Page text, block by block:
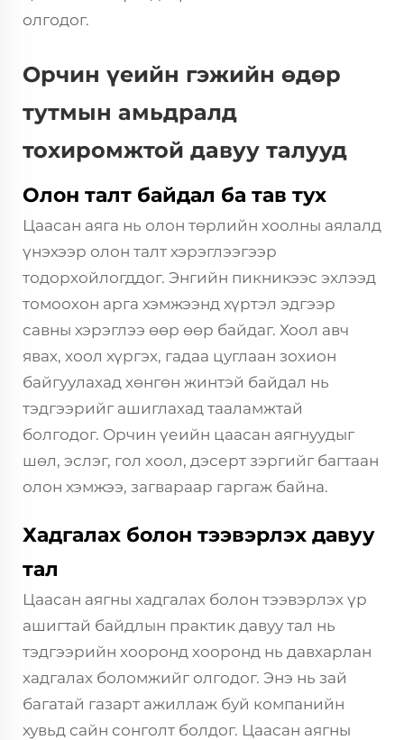
олгодог.
Орчин үеийн гэжийн өдөр
тутмын амьдралд
тохиромжтой давуу талууд
Олон талт байдал ба тав тух
Цаасан аяга нь олон төрлийн хоолны аялалд
үнэхээр олон талт хэрэглээгээр
тодорхойлогддог. Энгийн пикникээс эхлээд
томоохон арга хэмжээнд хүртэл эдгээр
савны хэрэглээ өөр өөр байдаг. Хоол авч
явах, хоол хүргэх, гадаа цуглаан зохион
байгуулахад хөнгөн жинтэй байдал нь
тэдгээрийг ашиглахад тааламжтай
болгодог. Орчин үеийн цаасан аягнуудыг
шөл, эслэг, гол хоол, дэсерт зэргийг багтаан
олон хэмжээ, загвараар гаргаж байна.
Хадгалах болон тээвэрлэх давуу
тал
Цаасан аягны хадгалах болон тээвэрлэх үр
ашигтай байдлын практик давуу тал нь
тэдгээрийн хооронд хооронд нь давхарлан
хадгалах боломжийг олгодог. Энэ нь зай
багатай газарт ажиллаж буй компанийн
хувьд сайн сонголт болдог. Цаасан аягны